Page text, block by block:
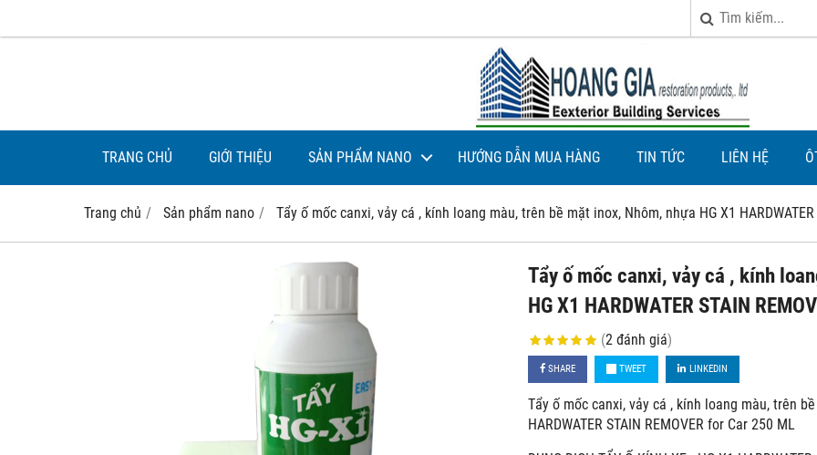
TRANG CHỦ GIỚI THIỆU SẢN PHẨM NANO HƯỚNG DẪN MUA HÀNG TIN TỨC LIÊN HỆ
Trang chủ Sản phẩm nano Tẩy ố mốc canxi, vảy cá , kính loang màu, trên bề mặt inox, Nhôm, nhựa HG X1
Tẩy ố mốc canxi, vảy cá , kính
HG X1 HARDWATER STAIN
(2đánh giá)
SHARE TWEET LINKEDIN
Tẩy ố mốc canxi, vảy cá , kính loang màu, trên
HARDWATER STAIN REMOVER for Car 250 ML